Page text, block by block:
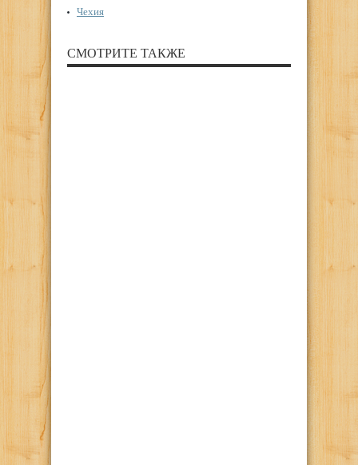
Чехия
СМОТРИТЕ ТАКЖЕ